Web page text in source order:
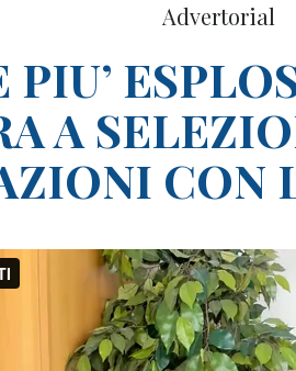
Advertorial
A
CON